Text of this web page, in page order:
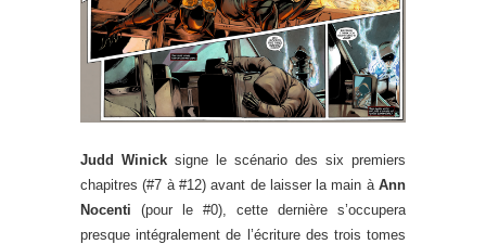
Judd Winick signe le scénario des six premiers
chapitres (#7 à #12) avant de laisser la main à Ann
Nocenti (pour le #0), cette dernière s’occupera
presque intégralement de l’écriture des trois tomes